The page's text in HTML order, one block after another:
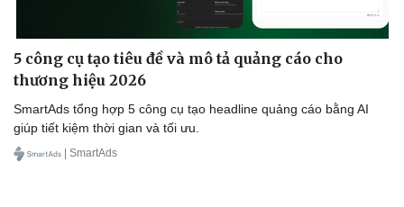
Bóng đá
Lịch thi đấu bóng đá
Thế giới thể thao
eSports
Hậu trường
Ô tô - Xe máy
Ô tô
Xe máy
Tư vấn
5 công cụ tạo tiêu đề và mô tả quảng cáo cho
thương hiệu 2026
SmartAds tổng hợp 5 công cụ tạo headline quảng cáo bằng AI
giúp tiết kiệm thời gian và tối ưu.
| SmartAds